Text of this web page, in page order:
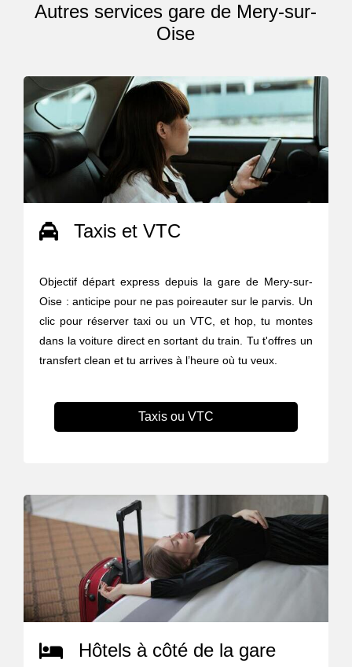
Autres services gare de Mery-sur-
Oise
Taxis et VTC
Objectif départ express depuis la gare de Mery-sur-
Oise : anticipe pour ne pas poireauter sur le parvis. Un
clic pour réserver taxi ou un VTC, et hop, tu montes
dans la voiture direct en sortant du train. Tu t'offres un
transfert clean et tu arrives à l’heure où tu veux.
Taxis ou VTC
Hôtels à côté de la gare